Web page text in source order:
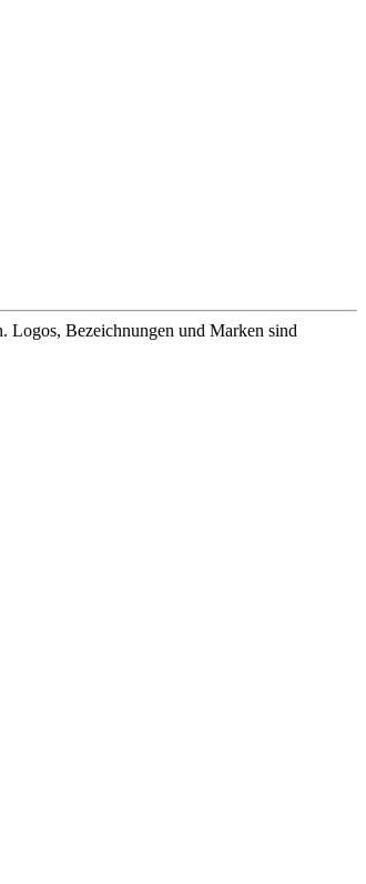
Logos, Bezeichnungen und Marken sind